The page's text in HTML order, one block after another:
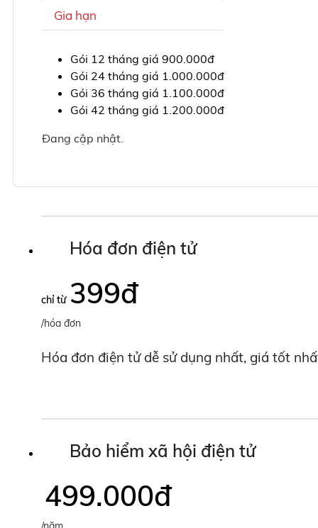
Gia hạn
Gói 12 tháng giá 900.000đ
Gói 24 tháng giá 1.000.000đ
Gói 36 tháng giá 1.100.000đ
Gói 42 tháng giá 1.200.000đ
Đang cập nhật.
Hóa đơn điện tử
chỉ từ 399đ
/hóa đơn
Hóa đơn điện tử dễ sử dụng nhất, giá tốt
Bảo hiểm xã hội điện tử
499.000đ